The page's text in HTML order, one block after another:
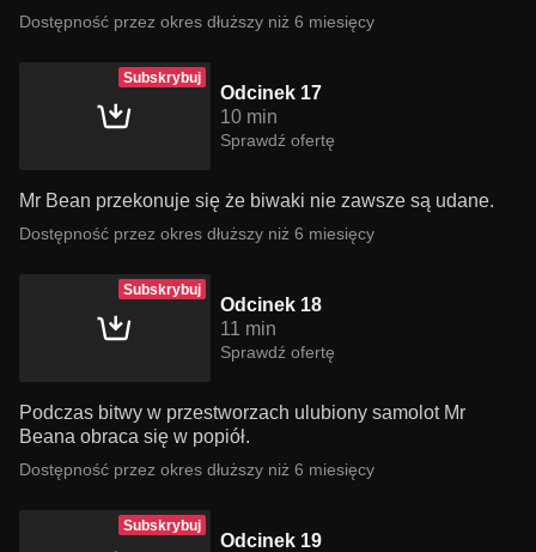
Dostępność przez okres dłuższy niż 6 miesięcy
Subskrybuj
Odcinek 17
10 min
Sprawdź ofertę
Mr Bean przekonuje się że biwaki nie zawsze są udane.
Dostępność przez okres dłuższy niż 6 miesięcy
Subskrybuj
Odcinek 18
11 min
Sprawdź ofertę
Podczas bitwy w przestworzach ulubiony samolot Mr
Beana obraca się w popiół.
Dostępność przez okres dłuższy niż 6 miesięcy
Subskrybuj
Odcinek 19